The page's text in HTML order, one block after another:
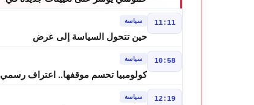
المملكة
11:11 سياسة
حين تتحول السياسة إلى عرض
التعليقات الساخرة
10:58 سياسة
كولومبيا تحسم موقفها.. اعتراف رسمي
12:19 سياسة